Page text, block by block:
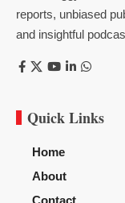
reports, unbiased
and insightful
Quick Links
Home
About
Contact